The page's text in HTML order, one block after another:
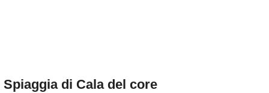
Spiaggia di Cala del core